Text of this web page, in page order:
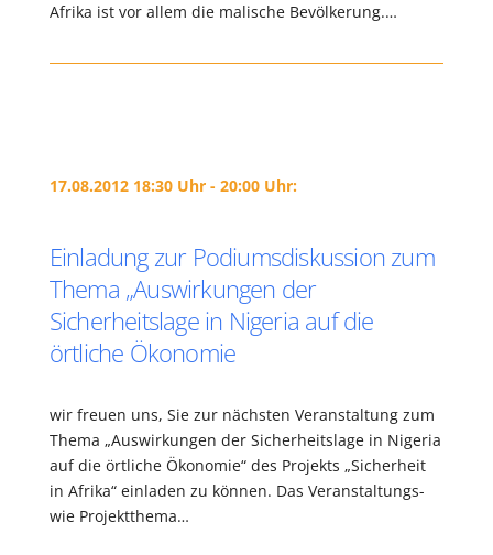
Afrika ist vor allem die malische Bevölkerung.…
17.08.2012 18:30 Uhr - 20:00 Uhr:
Einladung zur Podiumsdiskussion zum
Thema „Auswirkungen der
Sicherheitslage in Nigeria auf die
örtliche Ökonomie
wir freuen uns, Sie zur nächsten Veranstaltung zum
Thema „Auswirkungen der Sicherheitslage in Nigeria
auf die örtliche Ökonomie“ des Projekts „Sicherheit
in Afrika“ einladen zu können. Das Veranstaltungs-
wie Projektthema…